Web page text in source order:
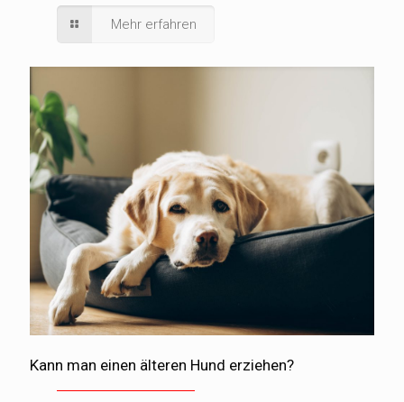
Mehr erfahren
Kann man einen älteren Hund erziehen?